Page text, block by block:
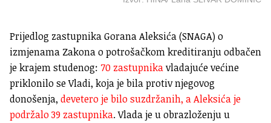
Prijedlog zastupnika Gorana Aleksića (SNAGA) o
izmjenama Zakona o potrošačkom kreditiranju odbačen
je krajem studenog: 70 zastupnikavladajuće većine
priklonilo se Vladi, koja je bila protiv njegovog
donošenja, devetero je bilo suzdržanih, a Aleksića je
podržalo 39 zastupnika. Vlada je u obrazloženju u